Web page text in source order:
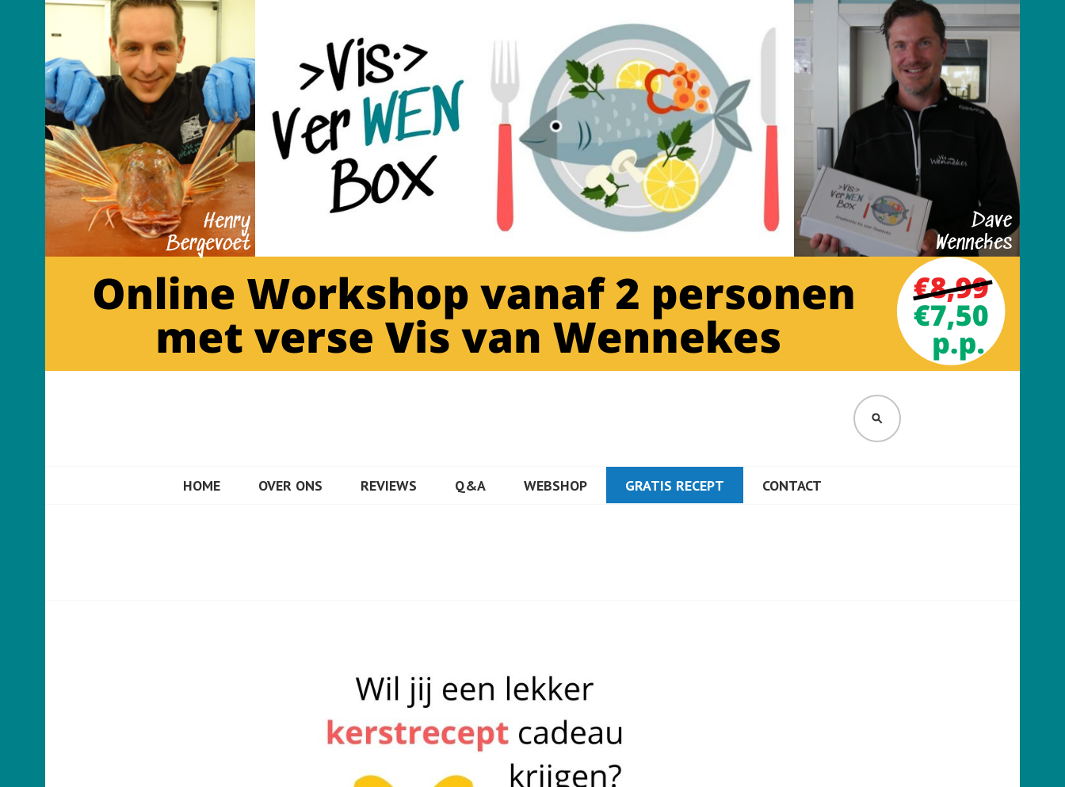
Spring
ZOEKEN
HOME OVER ONS REVIEWS Q&A WEBSHOP GRATIS RECEPT CONTACT